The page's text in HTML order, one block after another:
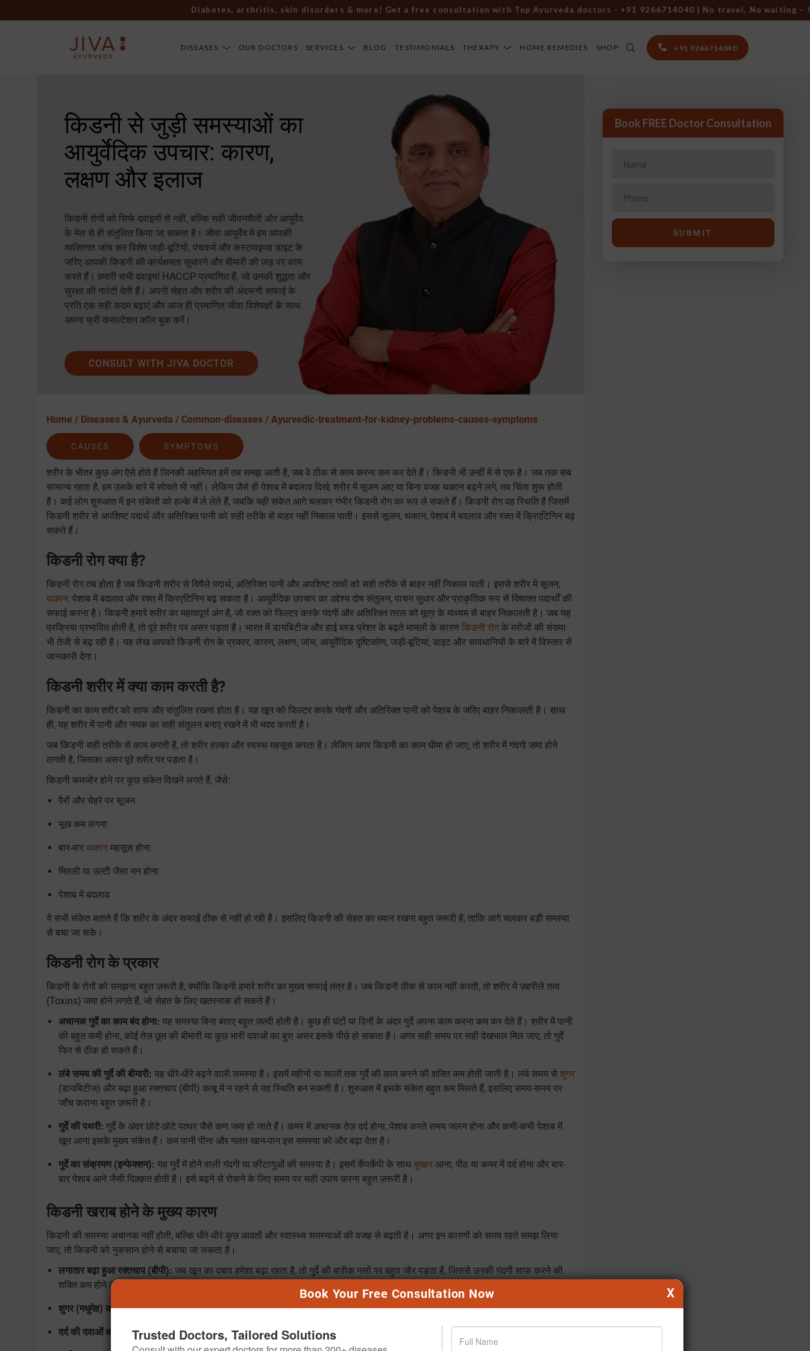
Diabetes, arthritis, skin disorders & more! Get a free consultation with Top Ayurveda doctors -+91 9266714040| No travel, No waiting –
DISEASES OUR DOCTORS SERVICES BLOG TESTIMONIALS THERAPY HOME REMEDIES SHOP +91 9266714040
Book Your Free Consultation Now
Trusted Doctors, Tailored Solutions
X
किडनी से जुड़ी समस्याओं का
आयुर्वेदिक उपचार: कारण,
लक्षण और इलाज
किडनी रोगों को सिर्फ दवाइयों से नहीं, बल्कि सही जीवनशैली और आयुर्वेद
के मेल से ही संतुलित किया जा सकता है। जीवा आयुर्वेद में हम आपकी
व्यक्तिगत जांच कर विशेष जड़ी-बूटियों, पंचकर्म और कस्टमाइज्ड डाइट के
जरिए आपकी किडनी की कार्यक्षमता सुधारने और बीमारी की जड़ पर काम
करते हैं। हमारी सभी दवाइयां HACCP प्रमाणित हैं, जो उनकी शुद्धता और
सुरक्षा की गारंटी देती हैं। अपनी सेहत और शरीर की अंदरूनी सफाई के
प्रति एक सही कदम बढ़ाएं और आज ही प्रमाणित जीवा विशेषज्ञों के साथ
अपना फ्री कंसल्टेशन कॉल बुक करें।
CONSULT WITH JIVA DOCTOR
Home / Diseases & Ayurveda / Common-diseases / Ayurvedic-treatment-for-kidney-problems-causes-symptoms
CAUSES SYMPTOMS
शरीर के भीतर कुछ अंग ऐसे होते हैं जिनकी अहमियत हमें तब समझ आती है, जब वे ठीक से काम करना कम कर देते हैं। किडनी भी उन्हीं में से एक है। जब तक सब
सामान्य रहता है, हम उसके बारे में सोचते भी नहीं। लेकिन जैसे ही पेशाब में बदलाव दिखे, शरीर में सूजन आए या बिना वजह थकान बढ़ने लगे, तब चिंता शुरू होती
है। कई लोग शुरुआत में इन संकेतों को हल्के में ले लेते हैं, जबकि यही संकेत आगे चलकर गंभीर किडनी रोग का रूप ले सकते हैं। किडनी रोग वह स्थिति है जिसमें
किडनी शरीर से अपशिष्ट पदार्थ और अतिरिक्त पानी को सही तरीके से बाहर नहीं निकाल पाती। इससे सूजन, थकान, पेशाब में बदलाव और रक्त में क्रिएटिनिन बढ़
सकते हैं।
किडनी रोग क्या है?
किडनी रोग तब होता है जब किडनी शरीर से विषैले पदार्थ, अतिरिक्त पानी और अपशिष्ट तत्वों को सही तरीके से बाहर नहीं निकाल पाती। इससे शरीर में सूजन,
थकान, पेशाब में बदलाव और रक्त में क्रिएटिनिन बढ़ सकता है। आयुर्वेदिक उपचार का उद्देश्य दोष संतुलन, पाचन सुधार और प्राकृतिक रूप से विषाक्त पदार्थों की
सफाई करना है। किडनी हमारे शरीर का महत्वपूर्ण अंग है, जो रक्त को फिल्टर करके गंदगी और अतिरिक्त तरल को मूत्र के माध्यम से बाहर निकालती है। जब यह
प्रक्रिया प्रभावित होती है, तो पूरे शरीर पर असर पड़ता है। भारत में डायबिटीज और हाई ब्लड प्रेशर के बढ़ते मामलों के कारण किडनी रोगके मरीजों की संख्या
भी तेजी से बढ़ रही है। यह लेख आपको किडनी रोग के प्रकार, कारण, लक्षण, जांच, आयुर्वेदिक दृष्टिकोण, जड़ी-बूटियां, डाइट और सावधानियों के बारे में विस्तार से
जानकारी देगा।
किडनी शरीर में क्या काम करती है?
किडनी का काम शरीर को साफ और संतुलित रखना होता है। यह खून को फिल्टर करके गंदगी और अतिरिक्त पानी को पेशाब के जरिए बाहर निकालती है। साथ
ही, यह शरीर में पानी और नमक का सही संतुलन बनाए रखने में भी मदद करती है।
जब किडनी सही तरीके से काम करती है, तो शरीर हल्का और स्वस्थ महसूस करता है। लेकिन अगर किडनी का काम धीमा हो जाए, तो शरीर में गंदगी जमा होने
लगती है, जिसका असर पूरे शरीर पर पड़ता है।
किडनी कमजोर होने पर कुछ संकेत दिखने लगते हैं, जैसे:
पैरों और चेहरे पर सूजन
भूख कम लगना
बार-बार थकान महसूस होना
मितली या उल्टी जैसा मन होना
पेशाब में बदलाव
ये सभी संकेत बताते हैं कि शरीर के अंदर सफाई ठीक से नहीं हो रही है। इसलिए किडनी की सेहत का ध्यान रखना बहुत जरूरी है, ताकि आगे चलकर बड़ी समस्या
से बचा जा सके।
किडनी रोग के प्रकार
किडनी के रोगों को समझना बहुत ज़रूरी है, क्योंकि किडनी हमारे शरीर का मुख्य सफाई तंत्र है। जब किडनी ठीक से काम नहीं करती, तो शरीर में ज़हरीले तत्व
(Toxins) जमा होने लगते हैं, जो सेहत के लिए खतरनाक हो सकते हैं।
अचानक गुर्दे का काम बंद होना: यह समस्या बिना बताए बहुत जल्दी होती है। कुछ ही घंटों या दिनों के अंदर गुर्दे अपना काम करना कम कर देते हैं। शरीर में पानी
की बहुत कमी होना, कोई तेज़ छूत की बीमारी या कुछ भारी दवाओं का बुरा असर इसके पीछे हो सकता है। अगर सही समय पर सही देखभाल मिल जाए, तो गुर्दे
फिर से ठीक हो सकते हैं।
लंबे समय की गुर्दे की बीमारी: यह धीरे-धीरे बढ़ने वाली समस्या है। इसमें महीनों या सालों तक गुर्दे की काम करने की शक्ति कम होती जाती है। लंबे समय से शुगर
(डायबिटीज) और बढ़ा हुआ रक्तचाप (बीपी) काबू में न रहने से यह स्थिति बन सकती है। शुरुआत में इसके संकेत बहुत कम मिलते हैं, इसलिए समय-समय पर
जाँच कराना बहुत ज़रूरी है।
गुर्दे की पथरी: गुर्दे के अंदर छोटे-छोटे पत्थर जैसे कण जमा हो जाते हैं। कमर में अचानक तेज़ दर्द होना, पेशाब करते समय जलन होना और कभी-कभी पेशाब में
खून आना इसके मुख्य संकेत हैं। कम पानी पीना और गलत खान-पान इस समस्या को और बढ़ा देता है।
गुर्दे का संक्रमण (इन्फेक्शन): यह गुर्दे में होने वाली गंदगी या कीटाणुओं की समस्या है। इसमें कँपकँपी के साथ बुखार आना, पीठ या कमर में दर्द होना और बार-
बार पेशाब आने जैसी दिक़्क़त होती है। इसे बढ़ने से रोकने के लिए समय पर सही उपाय करना बहुत ज़रूरी है।
किडनी खराब होने के मुख्य कारण
किडनी की समस्या अचानक नहीं होती, बल्कि धीरे-धीरे कुछ आदतों और स्वास्थ्य समस्याओं की वजह से बढ़ती है। अगर इन कारणों को समय रहते समझ लिया
जाए, तो किडनी को नुकसान होने से बचाया जा सकता है।
लगातार बढ़ा हुआ रक्तचाप (बीपी): जब खून का दबाव हमेशा बढ़ा रहता है, तो गुर्दे की बारीक नसों पर बहुत जोर पड़ता है, जिससे उनकी गंदगी साफ करने की
शक्ति कम होने लगती है।
शुगर (मधुमेह) का काबू में न होना:खून में शुगर बढ़ने से गुर्दे को उसे साफ करने के लिए बहुत ज़्यादा मेहनत करनी पड़ती है, जो धीरे-धीरे उन्हें थका देती है।
दर्द की दवाओं का ज़्यादा इस्तेमाल:बिना डॉक्टर की सलाह के बार-बार पेनकिलर (दर्द की दवाएं) लेना गुर्दे के लिए बहुत नुकसानदायक हो सकता है।
Book FREE Doctor Consultation